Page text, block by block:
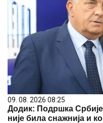
09. 08. 2026 08:25
Додик: Подршка
није била снажнија и